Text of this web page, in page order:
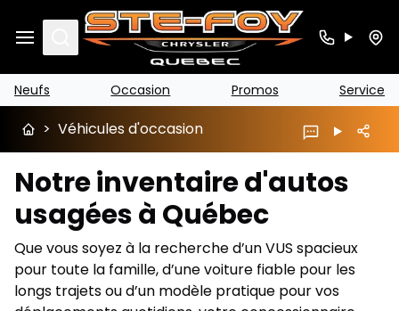
Search
Neufs Occasion Promos Service
> Véhicules d'occasion
Notre inventaire d'autos
usagées à Québec
Que vous soyez à la recherche d’un VUS spacieux
pour toute la famille, d’une voiture fiable pour les
longs trajets ou d’un modèle pratique pour vos